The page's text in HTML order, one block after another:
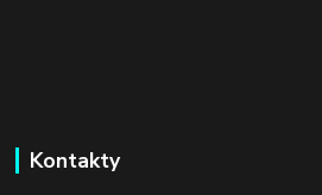
Kontakty